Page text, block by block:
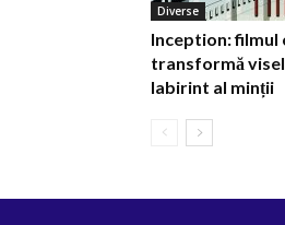
Diverse
Inception: filmul
transformă
labirint al minții